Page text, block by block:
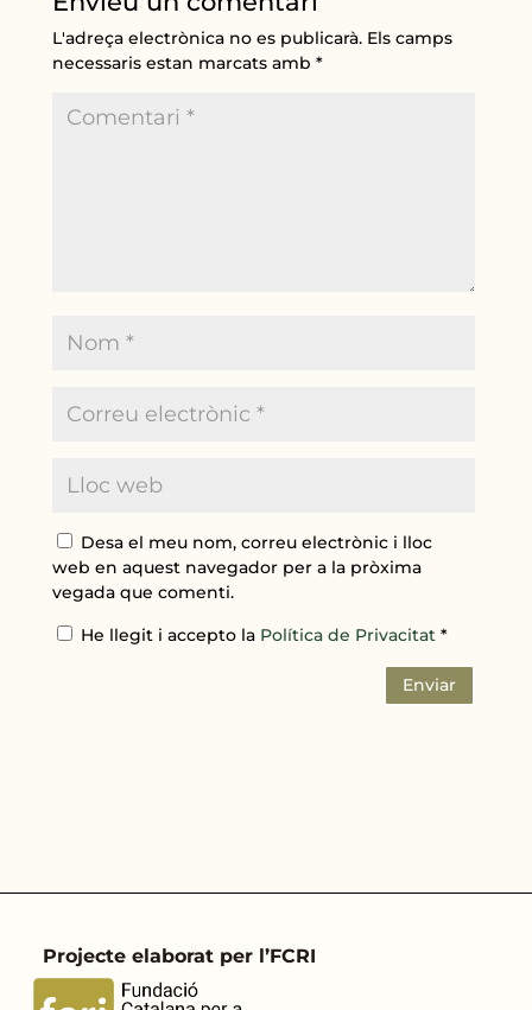
L'adreça electrònica no es publicarà. Els camps
necessaris estan marcats amb*
Desa el meu nom, correu electrònic i lloc
web en aquest navegador per a la pròxima
vegada que comenti.
He llegit i accepto la Política de Privacitat*
Enviar
Projecte elaborat per l’FCRI